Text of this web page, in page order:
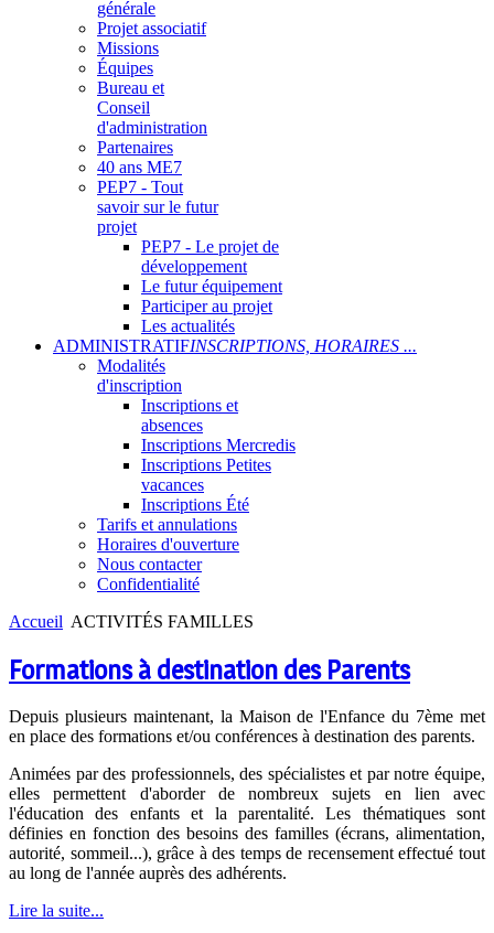
générale
Projet associatif
Missions
Équipes
Bureau et
Conseil
d'administration
Partenaires
40 ans ME7
PEP7 - Tout
savoir sur le futur
projet
PEP7 - Le projet de
développement
Le futur équipement
Participer au projet
Les actualités
ADMINISTRATIFINSCRIPTIONS, HORAIRES ...
Modalités
d'inscription
Inscriptions et
absences
Inscriptions Mercredis
Inscriptions Petites
vacances
Inscriptions Été
Tarifs et annulations
Horaires d'ouverture
Nous contacter
Confidentialité
Accueil ACTIVITÉS FAMILLES
Formations à destination des Parents
Depuis plusieurs maintenant, la Maison de l'Enfance du 7ème met
en place des formations et/ou conférences à destination des parents.
Animées par des professionnels, des spécialistes et par notre équipe,
elles permettent d'aborder de nombreux sujets en lien avec
l'éducation des enfants et la parentalité. Les thématiques sont
définies en fonction des besoins des familles (écrans, alimentation,
autorité, sommeil...), grâce à des temps de recensement effectué tout
au long de l'année auprès des adhérents.
Lire la suite...